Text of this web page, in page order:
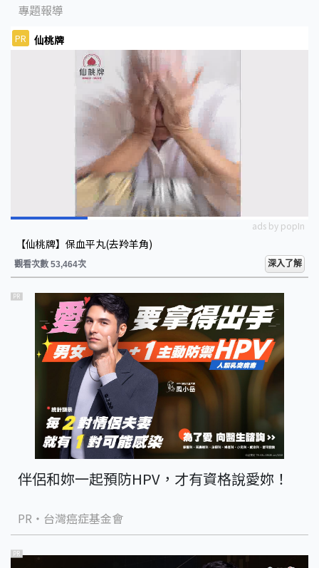
專題報導
PR 仙桃牌
ads by popIn
【仙桃牌】保血平丸(去羚羊角)
觀看次數 53,464次 深入了解
PR
伴侶和妳一起預防HPV，才有資格說愛妳！
PR・台灣癌症基金會
PR